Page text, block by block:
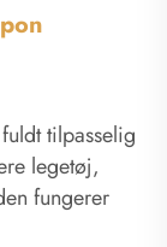
tilpasselig
legetøj,
fungerer